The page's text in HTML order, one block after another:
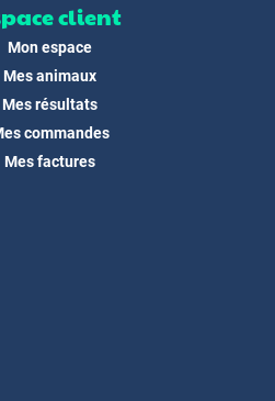
client
Mon espace
Mes animaux
Mes résultats
commandes
Mes factures